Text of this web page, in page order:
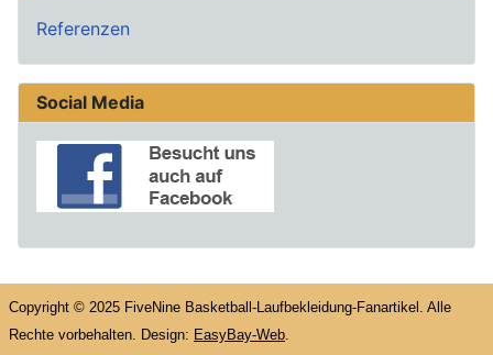
Referenzen
Social Media
Copyright © 2025 FiveNine Basketball-Laufbekleidung-Fanartikel. Alle
Rechte vorbehalten. Design: EasyBay-Web.